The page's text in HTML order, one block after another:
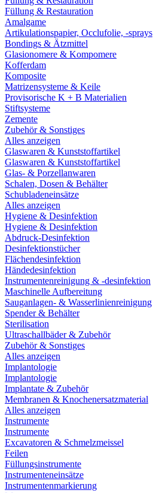
Füllung & Restauration
Amalgame
Artikulationspapier, Occlufolie, -sprays
Bondings & Ätzmittel
Glasionomere & Kompomere
Kofferdam
Komposite
Matrizensysteme & Keile
Provisorische K + B Materialien
Stiftsysteme
Zemente
Zubehör & Sonstiges
Alles anzeigen
Glaswaren & Kunststoffartikel
Glaswaren & Kunststoffartikel
Glas- & Porzellanwaren
Schalen, Dosen & Behälter
Schubladeneinsätze
Alles anzeigen
Hygiene & Desinfektion
Hygiene & Desinfektion
Abdruck-Desinfektion
Desinfektionstücher
Flächendesinfektion
Händedesinfektion
Instrumentenreinigung & -desinfektion
Maschinelle Aufbereitung
Sauganlagen- & Wasserlinienreinigung
Spender & Behälter
Sterilisation
Ultraschallbäder & Zubehör
Zubehör & Sonstiges
Alles anzeigen
Implantologie
Implantologie
Implantate & Zubehör
Membranen & Knochenersatzmaterial
Alles anzeigen
Instrumente
Instrumente
Excavatoren & Schmelzmeissel
Feilen
Füllungsinstrumente
Instrumenteneinsätze
Instrumentenmarkierung